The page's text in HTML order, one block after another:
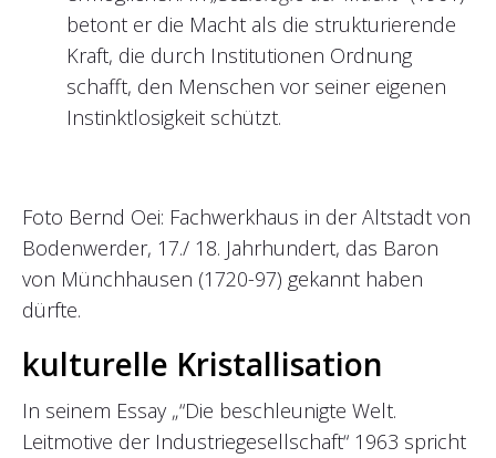
betont er die Macht als die strukturierende
Kraft, die durch Institutionen Ordnung
schafft, den Menschen vor seiner eigenen
Instinktlosigkeit schützt.
Foto Bernd Oei: Fachwerkhaus in der Altstadt von
Bodenwerder, 17./ 18. Jahrhundert, das Baron
von Münchhausen (1720-97) gekannt haben
dürfte.
kulturelle Kristallisation
In seinem Essay „“Die beschleunigte Welt.
Leitmotive der Industriegesellschaft“ 1963 spricht